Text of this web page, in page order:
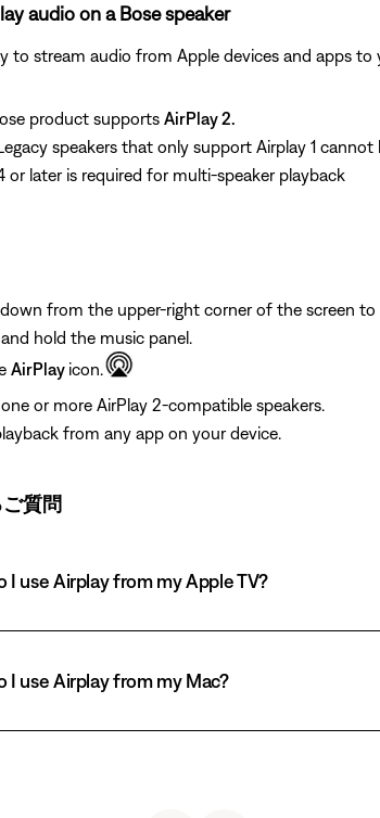
audio on a Bose speaker
to stream audio from Apple devices and apps to
product supports AirPlay 2.
speakers that only support Airplay 1 cannot
or later is required for multi‑speaker playback
from the upper-right corner of the screen to
hold the music panel.
AirPlay icon.
or more AirPlay 2‑compatible speakers.
from any app on your device.
質問
I use Airplay from my Apple TV?
I use Airplay from my Mac?